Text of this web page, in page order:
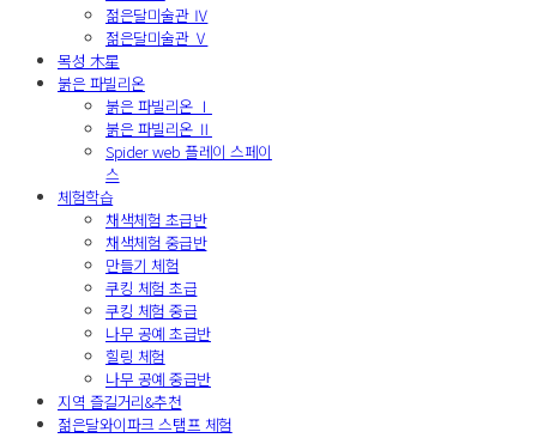
젊은달미술관 Ⅳ
젊은달미술관 Ⅴ
목성 木星
붉은 파빌리온
붉은 파빌리온 Ⅰ
붉은 파빌리온 Ⅱ
Spider web 플레이 스페이
스
체험학습
채색체험 초급반
채색체험 중급반
만들기 체험
쿠킹 체험 초급
쿠킹 체험 중급
나무 공예 초급반
힐링 체험
나무 공예 중급반
지역 즐길거리&추천
젊은달와이파크 스탬프 체험